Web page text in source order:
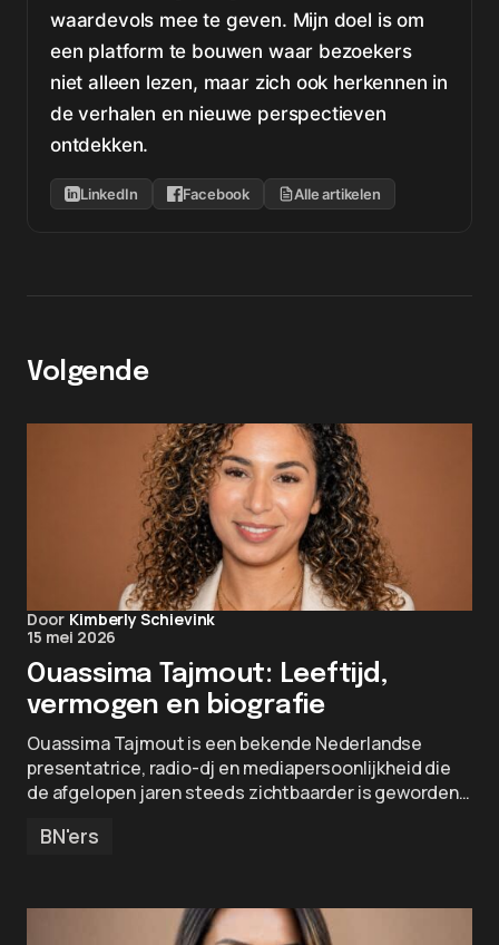
waardevols mee te geven. Mijn doel is om
een platform te bouwen waar bezoekers
niet alleen lezen, maar zich ook herkennen in
de verhalen en nieuwe perspectieven
ontdekken.
LinkedIn Facebook Alle artikelen
Volgende
Door Kimberly Schievink
15 mei 2026
Ouassima Tajmout: Leeftijd,
vermogen en biografie
Ouassima Tajmout is een bekende Nederlandse
presentatrice, radio-dj en mediapersoonlijkheid die
de afgelopen jaren steeds zichtbaarder is geworden…
BN'ers